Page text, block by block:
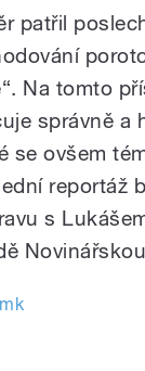
patřil
Na tomto
správně a
se ovšem
reportáž
s